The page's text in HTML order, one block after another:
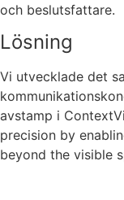
och beslutsfattare.
Lösning
Vi utvecklade det
avstamp i
precision by
beyond the visible